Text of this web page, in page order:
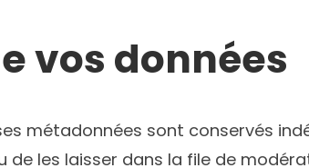
vos données
métadonnées sont conservés
les laisser dans la file de